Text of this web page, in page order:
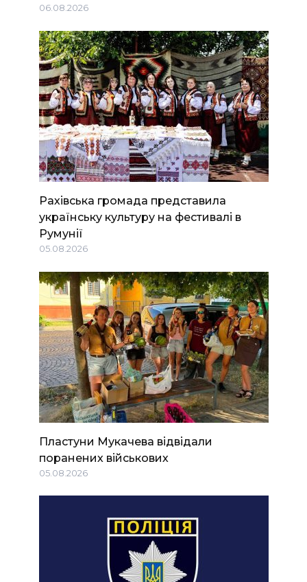
06.08.2026
Рахівська громада представила
українську культуру на фестивалі в
Румунії
05.08.2026
Пластуни Мукачева відвідали
поранених військових
05.08.2026